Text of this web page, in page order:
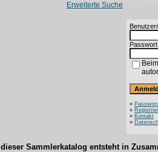
Erweiterte Suche
»
»
» Kontakt
»
dieser Sammlerkatalog entsteht in